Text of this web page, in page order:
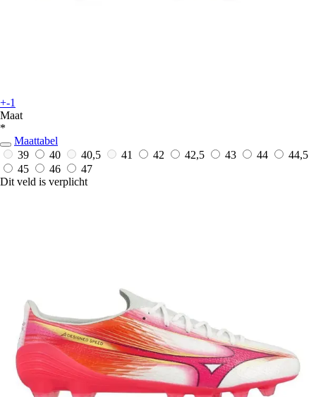
+-1
Maat
*
Maattabel
39
40 40,5 41 42 42,5 43 44
44,5
45
46
47
Dit veld is verplicht